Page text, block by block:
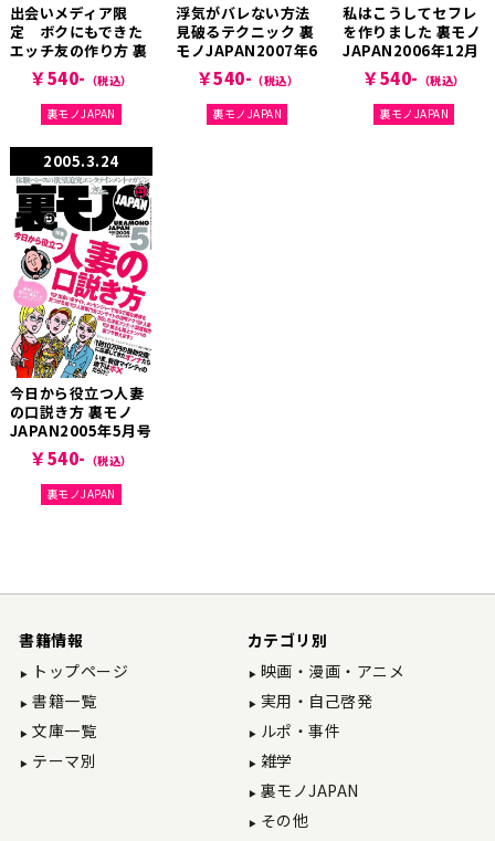
出会いメディア限
定 ボクにもできた
エッチ友の作り方 裏
モノJAPAN2008年5
月号￥540- （税込）
裏モノJAPAN
浮気がバレない方法
見破るテクニック 裏
モノJAPAN2007年6
月号￥540- （税込）
裏モノJAPAN
私はこうしてセフレ
を作りました 裏モノ
JAPAN2006年12月
￥540- （税込）
裏モノJAPAN
2005.3.24
今日から役立つ人妻
の口説き方 裏モノ
JAPAN2005年5月号
￥540- （税込）
裏モノJAPAN
書籍情報
トップページ
書籍一覧
文庫一覧
テーマ別
カテゴリ別
映画・漫画・アニメ
実用・自己啓発
ルポ・事件
雑学
裏モノJAPAN
その他